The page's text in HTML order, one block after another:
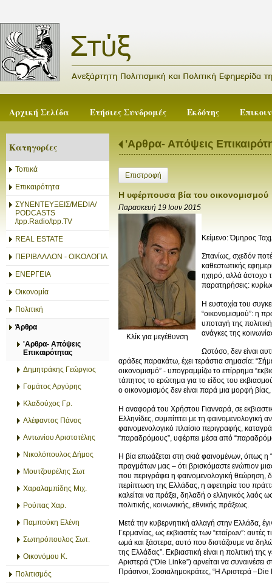
Αρχική Σελίδα Ετήσιες Συνδρομές Εκδότης
Κατηγορίες
Τοπικά
Επικαιρότητα
ΣΥΝΕΝΤΕΥΞΕΙΣ/MEDIA/
PODCASTS
/tpp.Radio/tpp.TV
REAL ESTATE
ΠΕΡΙΒΑΛΛΟΝ - ΟΙΚΟΛΟΓΙΑ
ΕΝΕΡΓΕΙΑ
Οικονομία
Πολιτική
Άρθρα
'Αρθρα- Απόψεις
Επικαιρότητας
Δημητράκης Γεώργιος
Γομάτος Αργύρης
Κλαδούχος Γρ.
Αλέφαντος Πάνος
Αντωνίου Αριστοτέλης
Νικολόπουλος Δήμος
Μουτζουρέλης Σωτ
Χαραλαμπίδης Μιχ.
Ρούπας Χαρ.
Παμπούκη Ελένη
Σωτηρόπουλος Σωτ.
Οικονόμου Κ.
Πολιτισμός
'Αρθρα- Απόψεις
Επιστροφή
Η υφέρπουσα βία του οικονομισμού
Παρασκευή 19 Ιουν 2015
Κλίκ για μεγέθυνση
Κείμενο: Όμηρος
Σπανίως, σχεδόν
καθεστωτικής
ηχηρό, αλλά άστοχο
παρατηρήσεις:
Η ευστοχία του
“οικονομισμού”: η
υποταγή της
ανάγκες της
Ωστόσο, δεν είναι
αράδες παρακάτω, έχει τεράστια σημασία:
οικονομισμό” - υπογραμμίζω το επίρρημα
τάπητος το ερώτημα για το είδος του
ο οικονομισμός δεν είναι παρά μια μορφή
Η αναφορά του Χρήστου Γιανναρά, σε
Ελληνίδες, συμπίπτει με τη φαινομενολογική
φαινομενολογικό πλαίσιο περιγραφής,
“παραδρόμους”, υφέρπει μέσα από
Η βία επωάζεται στη σκιά φαινομένων, όπως
πραγμάτων μας – ότι βρισκόμαστε ενώπιον
που περιγράφει η φαινομενολογική θεώρηση,
περίπτωση της Ελλάδας, η αφετηρία του
καλείται να πράξει, δηλαδή ο ελληνικός λαός
πολιτικής, κοινωνικής, εθνικής πράξεως.
Μετά την κυβερνητική αλλαγή στην Ελλάδα,
Γερμανίας, ως εκβιαστές των “εταίρων”:
ωμά και ξάστερα, αυτό που διστάζουμε να
της Ελλάδας”. Εκβιαστική είναι η πολιτική
Αριστερά (“Die Linke”) αρνείται να
Πράσινοι, Σοσιαλημοκράτες, “Η Αριστερά –Die